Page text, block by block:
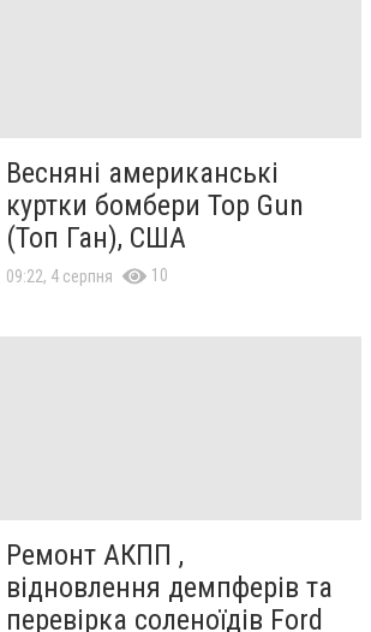
Весняні американські
куртки бомбери Top Gun
(Топ Ган), США
09:22, 4 серпня 10
Ремонт АКПП ,
відновлення демпферів та
перевірка соленоїдів Ford